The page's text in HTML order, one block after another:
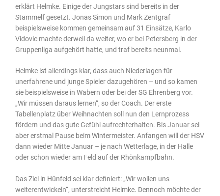
erklärt Helmke. Einige der Jungstars sind bereits in der
Stammelf gesetzt. Jonas Simon und Mark Zentgraf
beispielsweise kommen gemeinsam auf 31 Einsätze, Karlo
Vidovic machte derweil da weiter, wo er bei Petersberg in der
Gruppenliga aufgehört hatte, und traf bereits neunmal.
Helmke ist allerdings klar, dass auch Niederlagen für
unerfahrene und junge Spieler dazugehören – und so kamen
sie beispielsweise in Wabern oder bei der SG Ehrenberg vor.
„Wir müssen daraus lernen“, so der Coach. Der erste
Tabellenplatz über Weihnachten soll nun den Lernprozess
fördern und das gute Gefühl aufrechterhalten. Bis Januar sei
aber erstmal Pause beim Wintermeister. Anfangen will der HSV
dann wieder Mitte Januar – je nach Wetterlage, in der Halle
oder schon wieder am Feld auf der Rhönkampfbahn.
Das Ziel in Hünfeld sei klar definiert: „Wir wollen uns
weiterentwickeln“, unterstreicht Helmke. Dennoch möchte der